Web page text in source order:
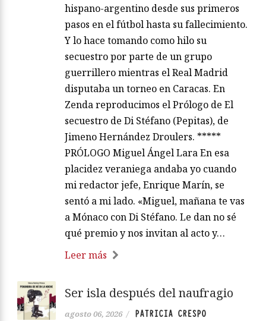
hispano-argentino desde sus primeros
pasos en el fútbol hasta su fallecimiento.
Y lo hace tomando como hilo su
secuestro por parte de un grupo
guerrillero mientras el Real Madrid
disputaba un torneo en Caracas. En
Zenda reproducimos el Prólogo de El
secuestro de Di Stéfano (Pepitas), de
Jimeno Hernández Droulers. *****
PRÓLOGO Miguel Ángel Lara En esa
placidez veraniega andaba yo cuando
mi redactor jefe, Enrique Marín, se
sentó a mi lado. «Miguel, mañana te vas
a Mónaco con Di Stéfano. Le dan no sé
qué premio y nos invitan al acto y…
Leer más
Ser isla después del naufragio
agosto 06, 2026 / PATRICIA CRESPO